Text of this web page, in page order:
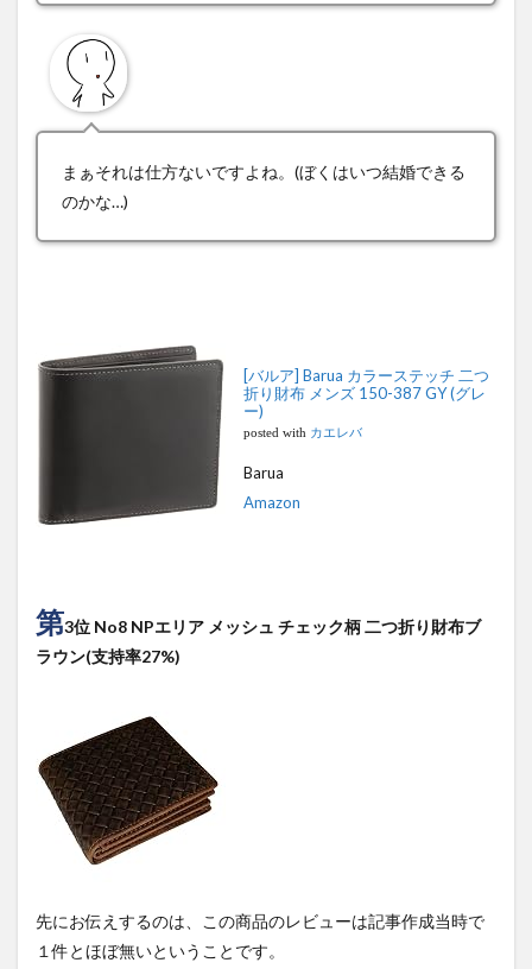
まぁそれは仕方ないですよね。(ぼくはいつ結婚できる
のかな…)
[バルア] Barua カラーステッチ 二つ
折り財布 メンズ 150-387 GY (グレ
ー)
posted with カエレバ
Barua
Amazon
第3位 No8 NPエリア メッシュ チェック柄 二つ折り財布ブ
ラウン(支持率27%)
先にお伝えするのは、この商品のレビューは記事作成当時で
１件とほぼ無いということです。